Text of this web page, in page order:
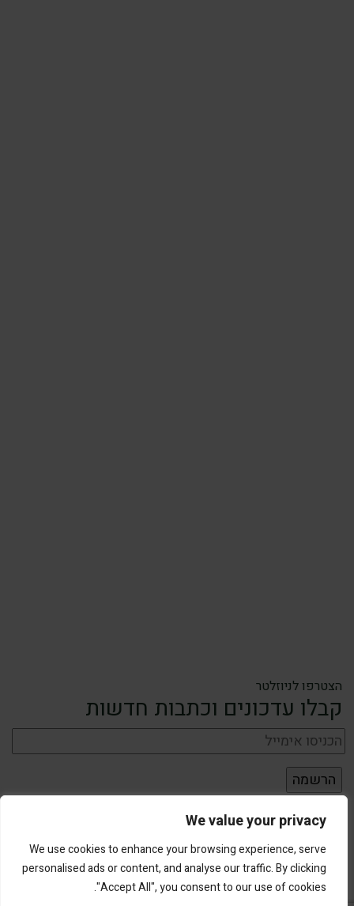
We value your privacy
We use cookies to enhance your browsing experience, serve
personalised ads or content, and analyse our traffic. By clicking
"Accept All", you consent to our use of cookies.
הצטרפו לניוזלטר
קבלו עדכונים וכתבות חדשות